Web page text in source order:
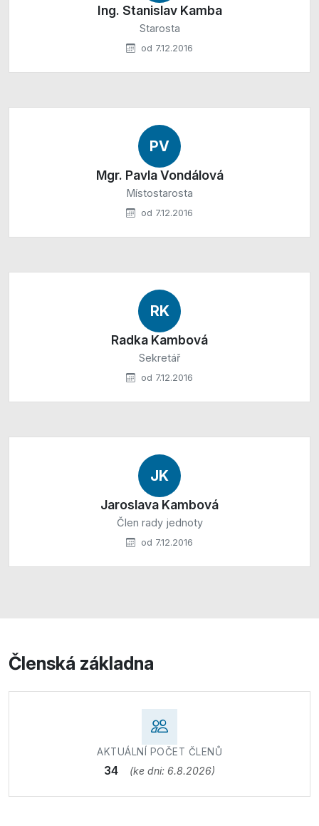
Ing. Stanislav Kamba
Starosta
od 7.12.2016
PV
Mgr. Pavla Vondálová
Místostarosta
od 7.12.2016
RK
Radka Kambová
Sekretář
od 7.12.2016
JK
Jaroslava Kambová
Člen rady jednoty
od 7.12.2016
Členská základna
AKTUÁLNÍ POČET ČLENŮ
34 (ke dni: 6.8.2026)